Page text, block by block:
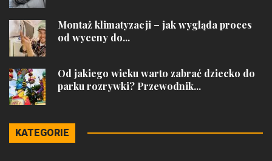
Montaż klimatyzacji – jak wygląda proces
od wyceny do...
Od jakiego wieku warto zabrać dziecko do
parku rozrywki? Przewodnik...
KATEGORIE